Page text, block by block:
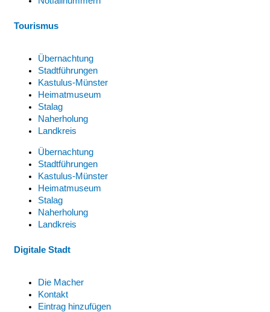
Tourismus
Übernachtung
Stadtführungen
Kastulus-Münster
Heimatmuseum
Stalag
Naherholung
Landkreis
Übernachtung
Stadtführungen
Kastulus-Münster
Heimatmuseum
Stalag
Naherholung
Landkreis
Digitale Stadt
Die Macher
Kontakt
Eintrag hinzufügen